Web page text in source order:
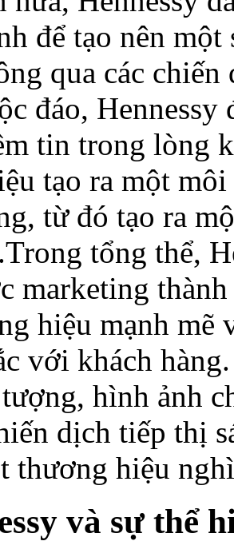
để tạo nên
qua các chiến
đáo,
tin trong lòng
tạo ra một
từ đó tạo ra
tổng thể,
marketing
hiệu mạnh mẽ
với khách
hình ảnh
dịch tiếp thị
thương hiệu
và sự thể